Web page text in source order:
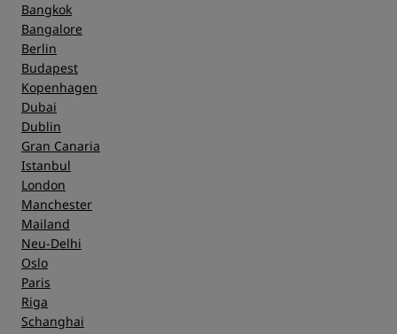
Bangkok
Bangalore
Berlin
Budapest
Kopenhagen
Dubai
Dublin
Gran Canaria
Istanbul
London
Manchester
Mailand
Neu-Delhi
Oslo
Paris
Riga
Schanghai